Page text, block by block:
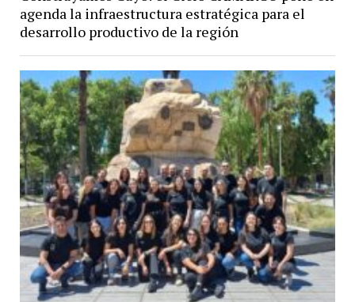
agenda la infraestructura estratégica para el
desarrollo productivo de la región